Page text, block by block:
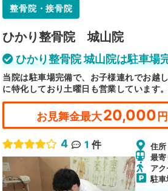
整骨院・接骨院
ひかり整骨院 城山院
ひかり整骨院 城山院は駐車場
当院は駐車場完備で、お子様連れでお越
に特化しており土曜日も営業しています
お見舞金最大20,000
4 1 件
住
最寄
ア
駐車